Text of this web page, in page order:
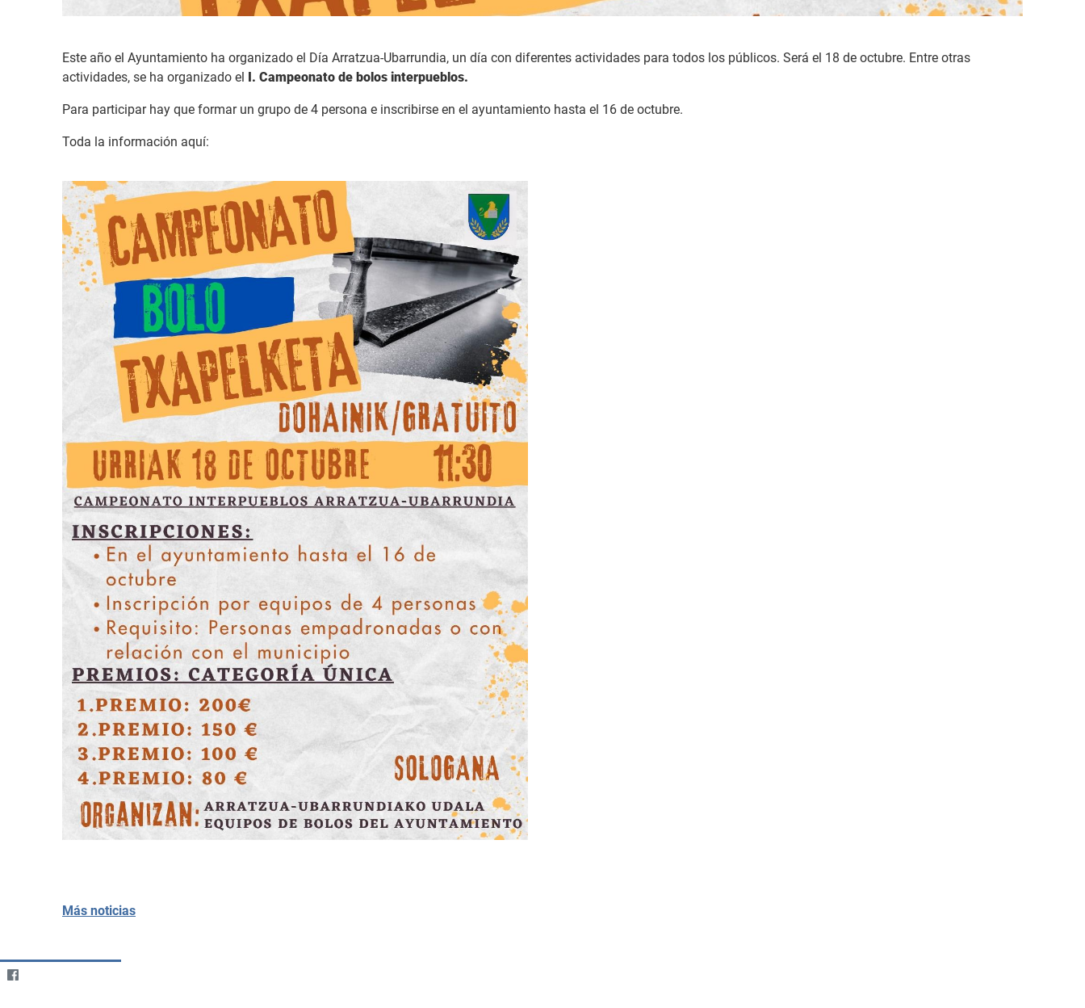
Este año el Ayuntamiento ha organizado el Día Arratzua-Ubarrundia, un día con diferentes actividades para todos los públicos. Será el 18 de octubre. Entre otras
actividades, se ha organizado el I. Campeonato de bolos interpueblos.
Para participar hay que formar un grupo de 4 persona e inscribirse en el ayuntamiento hasta el 16 de octubre.
Toda la información aquí:
Más noticias